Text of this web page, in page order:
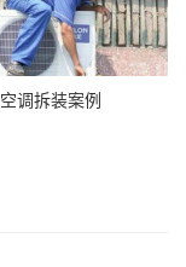
空调拆装案例